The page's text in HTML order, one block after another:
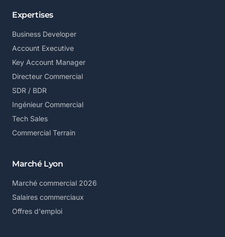
Expertises
Business Developer
Account Executive
Key Account Manager
Directeur Commercial
SDR / BDR
Ingénieur Commercial
Tech Sales
Commercial Terrain
Marché Lyon
Marché commercial 2026
Salaires commerciaux
Offres d'emploi